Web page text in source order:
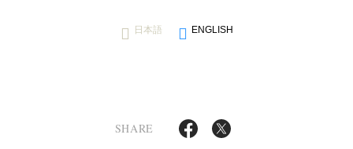
日本語 ENGLISH
SHARE